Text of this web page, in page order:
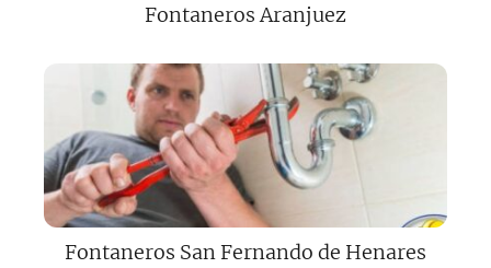
Fontaneros Aranjuez
Fontaneros San Fernando de Henares